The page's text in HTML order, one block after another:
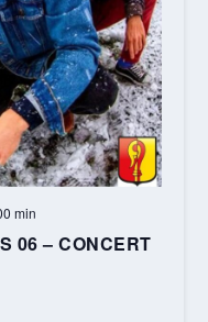
06 – CONCERT
min